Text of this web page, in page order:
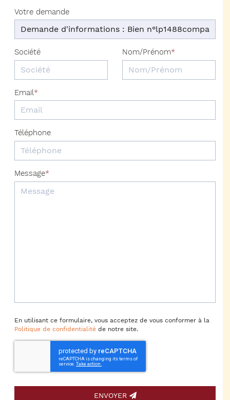
Votre demande
Société Nom/Prénom
Email
Téléphone
Message
En utilisant ce formulaire, vous acceptez de vous conformer à la
Politique de confidentialité de notre site.
ENVOYER